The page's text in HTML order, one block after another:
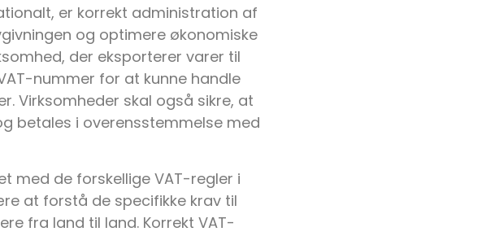
er korrekt administration af
og optimere økonomiske
der eksporterer varer til
nummer for at kunne handle
Virksomheder skal også sikre, at
betales i overensstemmelse med
med de forskellige VAT-regler i
at forstå de specifikke krav til
fra land til land. Korrekt VAT-